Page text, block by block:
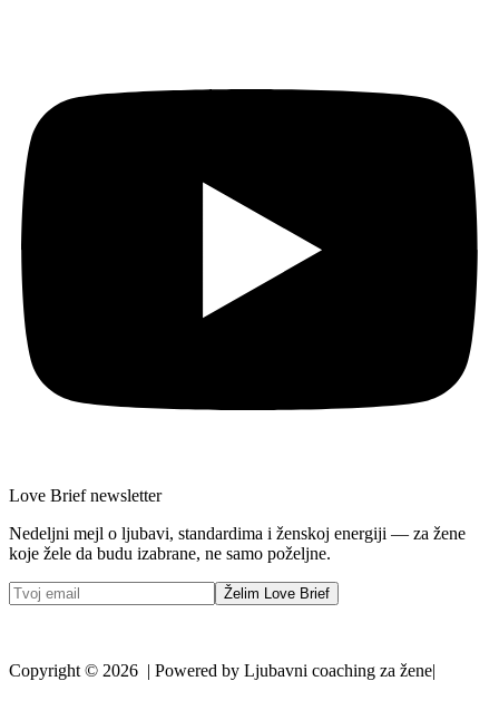
Love Brief newsletter
Nedeljni mejl o ljubavi, standardima i ženskoj energiji — za žene
koje žele da budu izabrane, ne samo poželjne.
Želim Love Brief
Copyright © 2026 | Powered by Ljubavni coaching za žene|